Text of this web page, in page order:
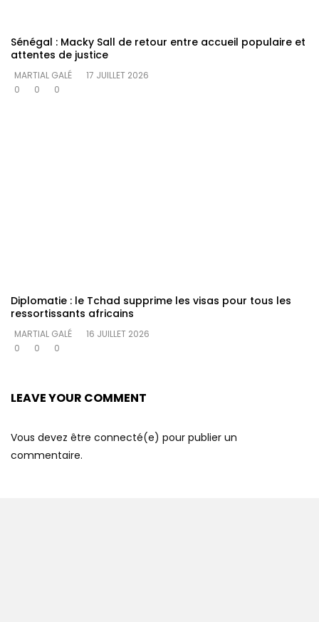
Sénégal : Macky Sall de retour entre accueil populaire et
attentes de justice
MARTIAL GALÉ
17 JUILLET 2026
0
0 0
Diplomatie : le Tchad supprime les visas pour tous les
ressortissants africains
MARTIAL GALÉ
16 JUILLET 2026
0
0 0
LEAVE YOUR COMMENT
Vous devez être connecté(e) pour publier un
commentaire.